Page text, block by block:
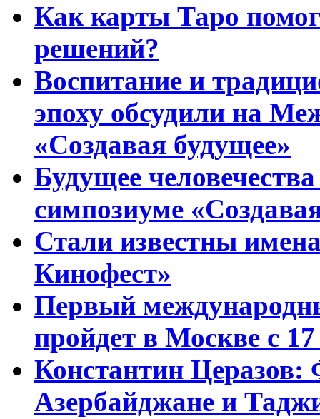
Как карты Таро
решений?
Воспитание и
эпоху обсудили на
«Создавая будущее»
Будущее
симпозиуме
Стали известны
Кинофест»
Первый
пройдет в Москве с
Константин Церазов:
Азербайджане и